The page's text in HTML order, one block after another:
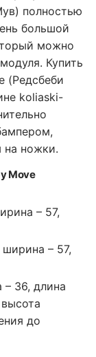
полностью
большой
можно
Купить
(Редсбеби
koliaski-
ножки.
Move
– 57,
– 57,
– 36, длина
до